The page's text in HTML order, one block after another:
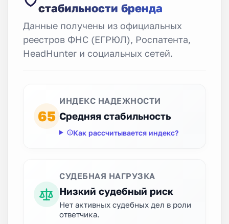
стабильности бренда
Данные получены из официальных
реестров ФНС (ЕГРЮЛ), Роспатента,
HeadHunter и социальных сетей.
65
ИНДЕКС НАДЕЖНОСТИ
Средняя стабильность
Как рассчитывается индекс?
СУДЕБНАЯ НАГРУЗКА
Низкий судебный риск
Нет активных судебных дел в роли
ответчика.